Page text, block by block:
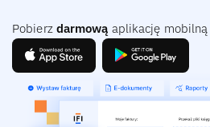
Pobierz darmową aplikację mobilną